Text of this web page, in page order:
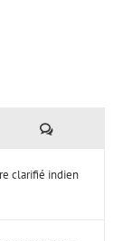
Commentaires
clarifié indien